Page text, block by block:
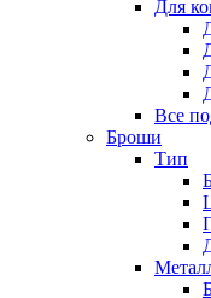
Для
Все
Броши
Тип